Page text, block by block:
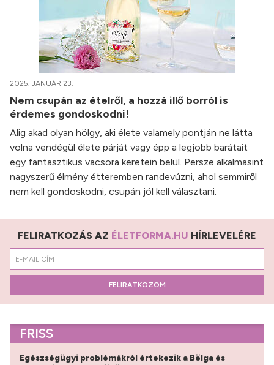
2025. JANUÁR 23.
Nem csupán az ételről, a hozzá illő borról is
érdemes gondoskodni!
Alig akad olyan hölgy, aki élete valamely pontján ne látta
volna vendégül élete párját vagy épp a legjobb barátait
egy fantasztikus vacsora keretein belül. Persze alkalmasint
nagyszerű élmény étteremben randevúzni, ahol semmiről
nem kell gondoskodni, csupán jól kell választani.
FELIRATKOZÁS AZ ÉLETFORMA.HU HÍRLEVELÉRE
FELIRATKOZOM
FRISS
Egészségügyi problémákról értekezik a Bëlga és